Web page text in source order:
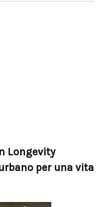
Longevity
per una vita